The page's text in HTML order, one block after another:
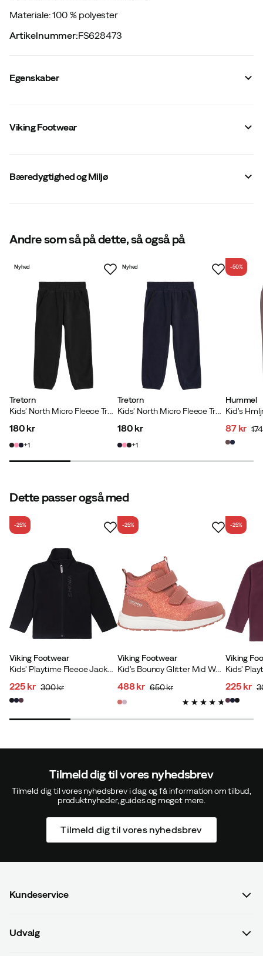
Materiale: 100 % polyester
Artikelnummer:FS628473
Egenskaber
Stretch:Ja
Størrelse:92
Viking Footwear
Bæredygtighed og Miljø
Indeholder genanvendte materialer
Vores egen mærkning af produkter, der indeholder
mindst 50% genanvendte materialer.
Andre som så på dette, så også på
Tretorn
Kids' North Micro Fleece Trousers Black
Nyhed
price
180 kr
1
Tretorn
Kids' North Micro Fleece Trousers Deep Navy
Nyhed
price
180 kr
1
Hummel
-50%
87 kr
original
Dette passer også med
Viking Footwear
Kids' Playtime Fleece Jacket Warm Black
-25%
discounted
225 kr
original
300 kr
Viking Footwear
Kid's Bouncy Glitter Mid Wp 2v Pink
-25%
discounted
488 kr
original
650 kr
Viking
-25%
225 kr
original
Tilmeld dig til vores nyhedsbrev
Tilmeld dig til vores nyhedsbrev i dag og få information om tilbud,
produktnyheder, guides og meget mere.
Tilmeld dig til vores nyhedsbrev
Kundeservice
Kontakt os
Udvalg